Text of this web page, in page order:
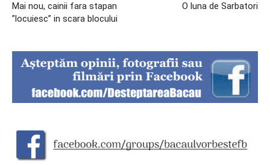
Mai nou, cainii fara stapan
”locuiesc” in scara blocului
O luna de Sarbatori